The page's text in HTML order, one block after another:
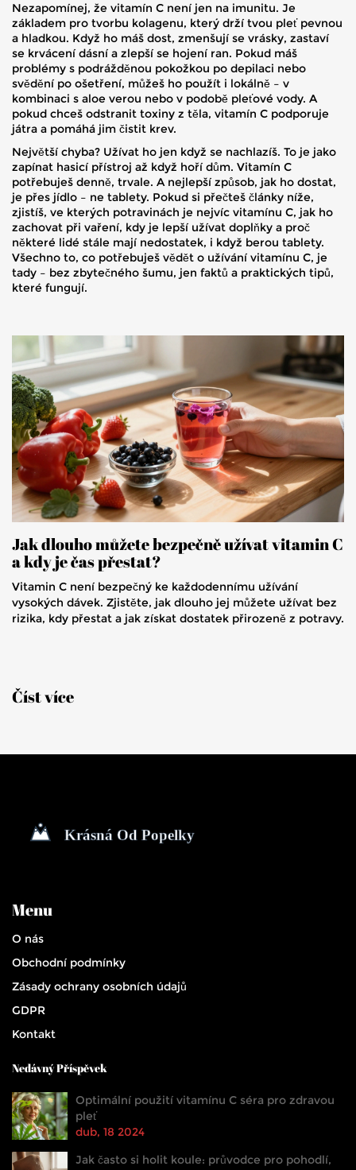
Nezapomínej, že vitamín C není jen na imunitu. Je
základem pro tvorbu kolagenu, který drží tvou pleť pevnou
a hladkou. Když ho máš dost, zmenšují se vrásky, zastaví
se krvácení dásní a zlepší se hojení ran. Pokud máš
problémy s podrážděnou pokožkou po depilaci nebo
svědění po ošetření, můžeš ho použít i lokálně – v
kombinaci s aloe verou nebo v podobě pleťové vody. A
pokud chceš odstranit toxiny z těla, vitamín C podporuje
játra a pomáhá jim čistit krev.
Největší chyba? Užívat ho jen když se nachlazíš. To je jako
zapínat hasicí přístroj až když hoří dům. Vitamín C
potřebuješ denně, trvale. A nejlepší způsob, jak ho dostat,
je přes jídlo – ne tablety. Pokud si přečteš články níže,
zjistíš, ve kterých potravinách je nejvíc vitamínu C, jak ho
zachovat při vaření, kdy je lepší užívat doplňky a proč
některé lidé stále mají nedostatek, i když berou tablety.
Všechno to, co potřebuješ vědět o užívání vitamínu C, je
tady – bez zbytečného šumu, jen faktů a praktických tipů,
které fungují.
Jak dlouho můžete bezpečně užívat vitamin C
a kdy je čas přestat?
Vitamin C není bezpečný ke každodennímu užívání
vysokých dávek. Zjistěte, jak dlouho jej můžete užívat bez
rizika, kdy přestat a jak získat dostatek přirozeně z potravy.
Číst více
Menu
O nás
Obchodní podmínky
Zásady ochrany osobních údajů
GDPR
Kontakt
Nedávný Příspěvek
Optimální použití vitamínu C séra pro zdravou
pleť
dub, 18 2024
Jak často si holit koule: průvodce pro pohodlí,